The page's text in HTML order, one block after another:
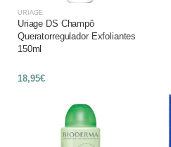
URIAGE
Uriage DS Champô
Queratorregulador Exfoliantes
150ml
18,95€